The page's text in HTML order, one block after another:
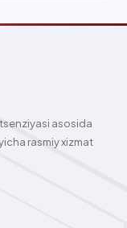
asosida
rasmiy xizmat